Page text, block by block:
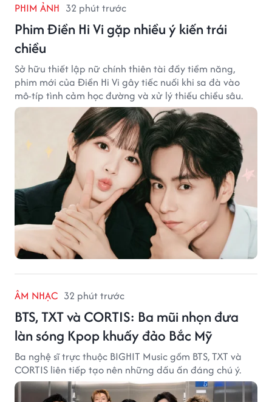
PHIM ẢNH 32 phút trước
Phim Điền Hi Vi gặp nhiều ý kiến trái
chiều
Sở hữu thiết lập nữ chính thiên tài đầy tiềm năng,
phim mới của Điền Hi Vi gây tiếc nuối khi sa đà vào
mô-típ tình cảm học đường và xử lý thiếu chiều sâu.
ÂM NHẠC 32 phút trước
BTS, TXT và CORTIS: Ba mũi nhọn đưa
làn sóng Kpop khuấy đảo Bắc Mỹ
Ba nghệ sĩ trực thuộc BIGHIT Music gồm BTS, TXT và
CORTIS liên tiếp tạo nên những dấu ấn đáng chú ý.